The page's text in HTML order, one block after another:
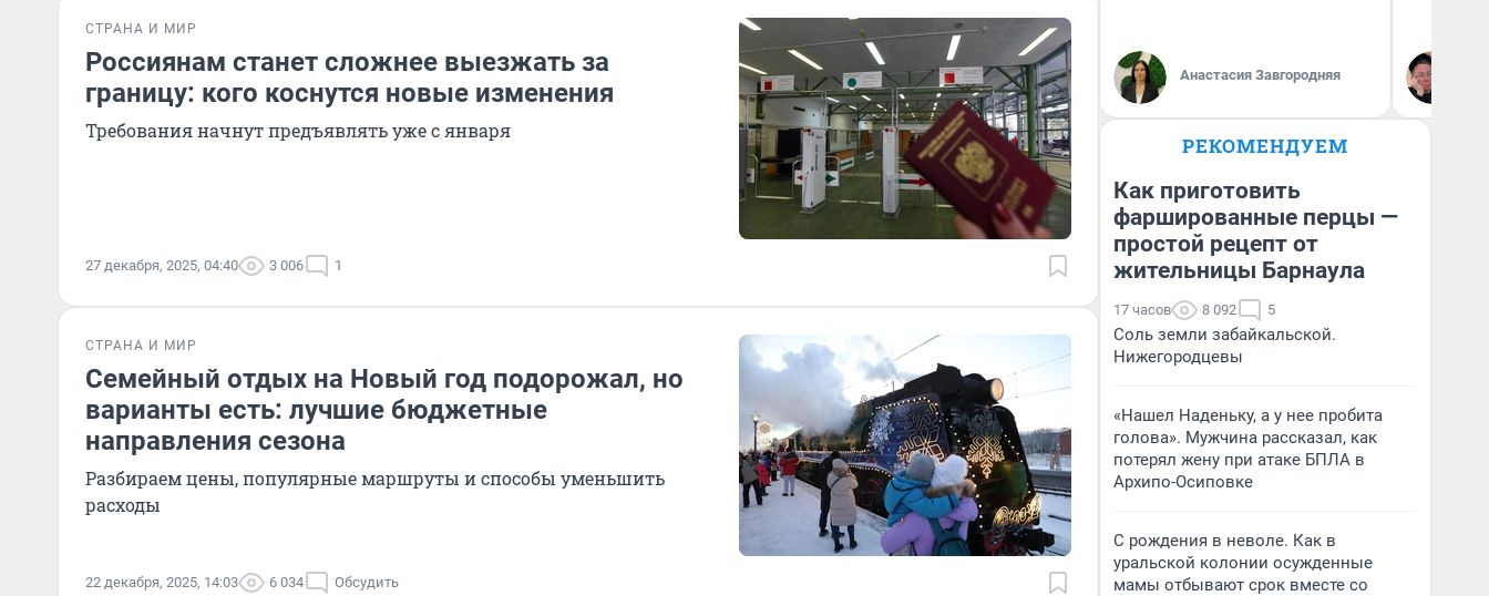
СТРАНА И МИР
Россиянам станет сложнее выезжать за
границу: кого коснутся новые изменения
Требования начнут предъявлять уже с января
27 декабря, 2025, 04:40 3 006 1
СТРАНА И МИР
Семейный отдых на Новый год подорожал, но
варианты есть: лучшие бюджетные
направления сезона
Разбираем цены, популярные маршруты и способы уменьшить
расходы
22 декабря, 2025, 14:03 6 034 Обсудить
Анастасия Завгородняя
РЕКОМЕНДУЕМ
Как приготовить
фаршированные перцы —
простой рецепт от
жительницы Барнаула
17 часов 8 092 5
Соль земли забайкальской.
Нижегородцевы
«Нашел Наденьку, а у нее пробита
голова». Мужчина рассказал, как
потерял жену при атаке БПЛА в
Архипо-Осиповке
С рождения в неволе. Как в
уральской колонии осужденные
мамы отбывают срок вместе со